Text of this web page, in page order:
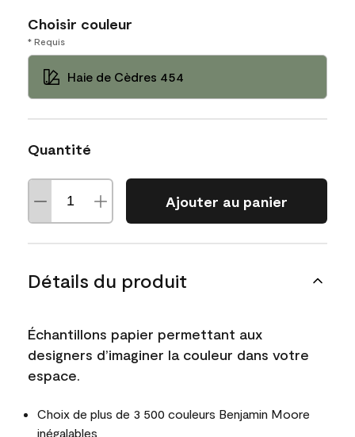
Choisir couleur
* Requis
Haie de Cèdres 454
Quantité
Ajouter au panier
Détails du produit
Échantillons papier permettant aux
designers d’imaginer la couleur dans votre
espace.
Choix de plus de 3 500 couleurs Benjamin Moore
inégalables